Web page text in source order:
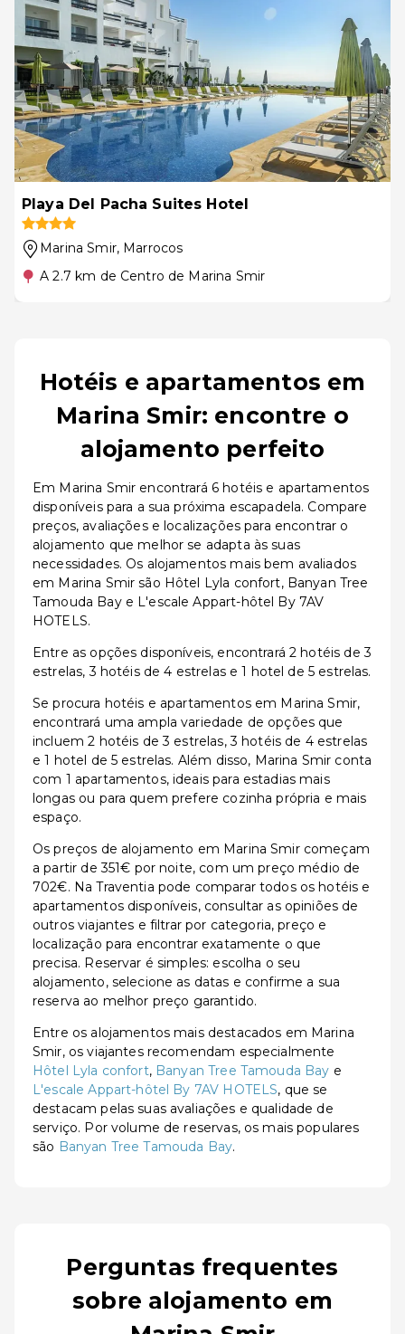
Playa Del Pacha Suites Hotel
Marina Smir, Marrocos
A 2.7 km de Centro de Marina Smir
Hotéis e apartamentos em
Marina Smir: encontre o
alojamento perfeito
Em Marina Smir encontrará 6 hotéis e apartamentos
disponíveis para a sua próxima escapadela. Compare
preços, avaliações e localizações para encontrar o
alojamento que melhor se adapta às suas
necessidades. Os alojamentos mais bem avaliados
em Marina Smir são Hôtel Lyla confort, Banyan Tree
Tamouda Bay e L'escale Appart-hôtel By 7AV
HOTELS.
Entre as opções disponíveis, encontrará 2 hotéis de 3
estrelas, 3 hotéis de 4 estrelas e 1 hotel de 5 estrelas.
Se procura hotéis e apartamentos em Marina Smir,
encontrará uma ampla variedade de opções que
incluem 2 hotéis de 3 estrelas, 3 hotéis de 4 estrelas
e 1 hotel de 5 estrelas. Além disso, Marina Smir conta
com 1 apartamentos, ideais para estadias mais
longas ou para quem prefere cozinha própria e mais
espaço.
Os preços de alojamento em Marina Smir começam
a partir de 351€ por noite, com um preço médio de
702€. Na Traventia pode comparar todos os hotéis e
apartamentos disponíveis, consultar as opiniões de
outros viajantes e filtrar por categoria, preço e
localização para encontrar exatamente o que
precisa. Reservar é simples: escolha o seu
alojamento, selecione as datas e confirme a sua
reserva ao melhor preço garantido.
Entre os alojamentos mais destacados em Marina
Smir, os viajantes recomendam especialmente
Hôtel Lyla confort, Banyan Tree Tamouda Bay e
L'escale Appart-hôtel By 7AV HOTELS, que se
destacam pelas suas avaliações e qualidade de
serviço. Por volume de reservas, os mais populares
são Banyan Tree Tamouda Bay.
Perguntas frequentes
sobre alojamento em